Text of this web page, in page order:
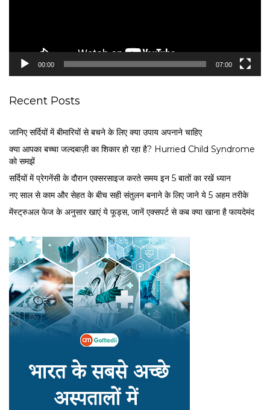
00:00 07:00
Recent Posts
जानिए सर्दियों में बीमारियों से बचने के लिए क्या उपाय अपनाने चाहिए
क्या आपका बच्चा जल्दबाज़ी का शिकार हो रहा है? Hurried Child Syndrome
को समझें
सर्द‍ियों में प्रेगनेंसी के दौरान एक्सरसाइज करते समय इन 5 बातों का रखें ध्यान
नए साल से काम और सेहत के बीच सही संतुलन बनाने के लिए जाने ये 5 अहम तरीके
मेंस्ट्रुअल फेज के अनुसार खाएं ये फूड्स, जानें एक्सपर्ट से कब क्या खाना है फायदेमंद